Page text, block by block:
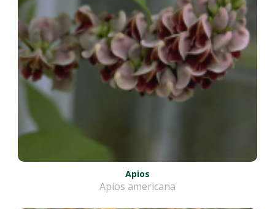
Apios
Apios americana